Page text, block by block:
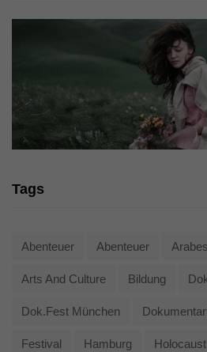
Tags
Abenteuer Abenteuer
Arts And Culture Bildung
Dok.fest München
Festival Hamburg Holocaust